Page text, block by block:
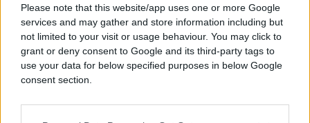
Please note that this website/app uses one or more Google
services and may gather and store information including but
not limited to your visit or usage behaviour. You may click to
grant or deny consent to Google and its third-party tags to
use your data for below specified purposes in below Google
consent section.
Nesrećna žena je prebačena u kotorsku bolnicu i,
kako nezvanično saznajemo, danas je stabilno, a
počinilac je uhapšen u blizini mjesta na kojem se
ova drama odigrala.
Iz policije su nam nezvanično potvrdili da se